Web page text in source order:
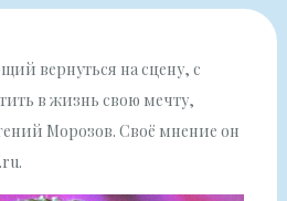
вернуться на сцену, с
в жизнь свою мечту,
Морозов. Своё мнение он